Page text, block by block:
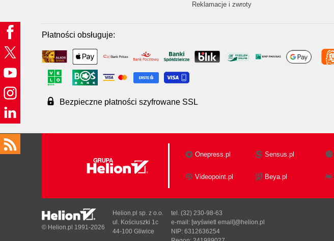
Reklamacje i zwroty
Płatności obsługuje:
Bezpieczne płatności szyfrowane SSL
Onepress.pl Sensus.pl
Videopoint.pl Beya.pl
© Helion.pl 1991-2026
Helion.pl sp. z o.o.
ul. Kościuszki 1c
44-100 Gliwice
tel. (32) 230-98-63
e-mail: [wyświetl email]@helion.pl
NIP: 6312636254